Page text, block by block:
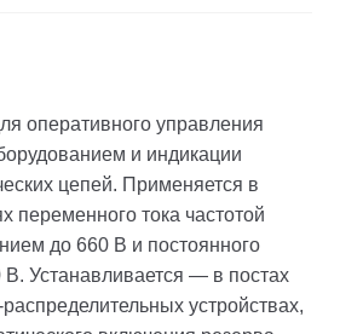
оперативного управления
и индикации
цепей. Применяется в
переменного тока частотой
до 660 В и постоянного
Устанавливается — в постах
устройствах,